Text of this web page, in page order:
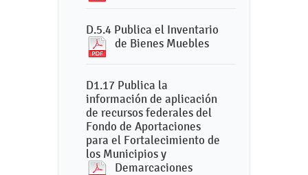
D.5.4 Publica el Inventario
de Bienes Muebles
D1.17 Publica la
información de aplicación
de recursos federales del
Fondo de Aportaciones
para el Fortalecimiento de
los Municipios y
Demarcaciones